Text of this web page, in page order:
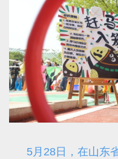
5月28日，在山东